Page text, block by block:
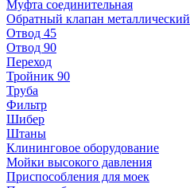
Муфта соединительная
Обратный клапан металлический
Отвод 45
Отвод 90
Переход
Тройник 90
Труба
Фильтр
Шибер
Штаны
Клининговое оборудование
Мойки высокого давления
Приспособления для моек